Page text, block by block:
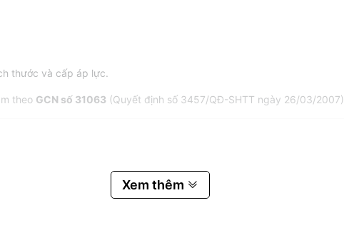
thước và cấp áp lực.
theo GCN số 31063 (Quyết định số 3457/QĐ-SHTT ngày 26/03/2007).
, không có lỗ khí – chống rò rỉ tuyệt đối.
máy bơm, đồng hồ nước
Xem thêm